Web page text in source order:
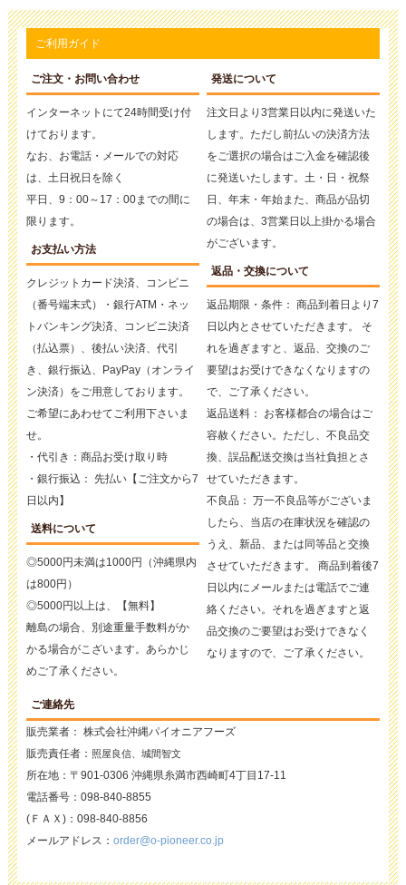
ご利用ガイド
ご注文・お問い合わせ
インターネットにて24時間受け付
けております。
なお、お電話・メールでの対応
は、土日祝日を除く
平日、9：00～17：00までの間に
限ります。
お支払い方法
クレジットカード決済、コンビニ
（番号端末式）・銀行ATM・ネッ
トバンキング決済、コンビニ決済
（払込票）、後払い決済、代引
き、銀行振込、PayPay（オンライ
ン決済）をご用意しております。
ご希望にあわせてご利用下さいま
せ。
・代引き：商品お受け取り時
・銀行振込： 先払い【ご注文から7
日以内】
送料について
◎5000円未満は1000円（沖縄県内
は800円）
◎5000円以上は、【無料】
離島の場合、別途重量手数料がか
かる場合がこざいます。あらかじ
めご了承ください。
発送について
注文日より3営業日以内に発送いた
します。ただし前払いの決済方法
をご選択の場合はご入金を確認後
に発送いたします。土・日・祝祭
日、年末・年始また、商品が品切
の場合は、3営業日以上掛かる場合
がございます。
返品・交換について
返品期限・条件： 商品到着日より7
日以内とさせていただきます。 そ
れを過ぎますと、返品、交換のご
要望はお受けできなくなりますの
で、ご了承ください。
返品送料： お客様都合の場合はご
容赦ください。ただし、不良品交
換、誤品配送交換は当社負担とさ
せていただきます。
不良品： 万一不良品等がございま
したら、当店の在庫状況を確認の
うえ、新品、または同等品と交換
させていただきます。 商品到着後7
日以内にメールまたは電話でご連
絡ください。それを過ぎますと返
品交換のご要望はお受けできなく
なりますので、ご了承ください。
ご連絡先
販売業者： 株式会社沖縄パイオニアフーズ
販売責任者： 照屋良信、城間智文
所在地：〒901-0306 沖縄県糸満市西崎町4丁目17-11
電話番号：098-840-8855
(ＦＡＸ)：098-840-8856
メールアドレス： order@o-pioneer.co.jp